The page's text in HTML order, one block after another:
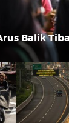
Balik